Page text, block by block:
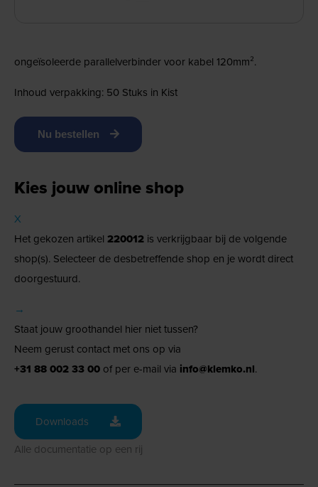
ongeïsoleerde parallelverbinder voor kabel 120mm².
Inhoud verpakking: 50 Stuks in Kist
Nu bestellen
Kies jouw online shop
X
Het gekozen artikel 220012 is verkrijgbaar bij de volgende
shop(s). Selecteer de desbetreffende shop en je wordt direct
doorgestuurd.
→
Staat jouw groothandel hier niet tussen?
Neem gerust contact met ons op via
+31 88 002 33 00 of per e-mail via info@klemko.nl.
Downloads
Alle documentatie op een rij